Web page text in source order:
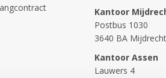
Kantoor
Postbus 1030
3640 BA Mijdrecht
Kantoor Assen
Lauwers 4